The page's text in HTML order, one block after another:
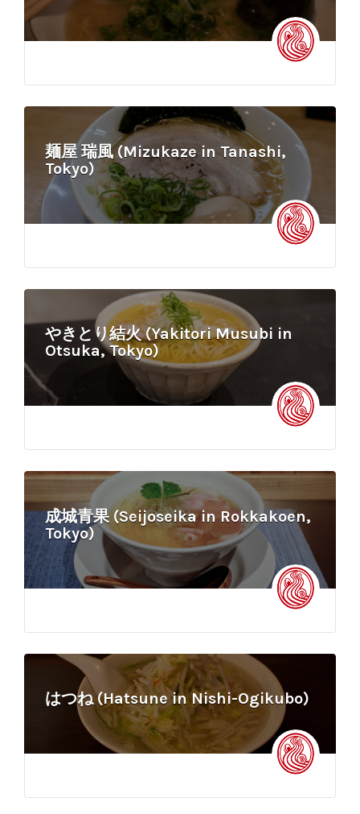
麺屋 瑞風 (Mizukaze in Tanashi,
Tokyo)
やきとり結火 (Yakitori Musubi in
Otsuka, Tokyo)
成城青果 (Seijoseika in Rokkakoen,
Tokyo)
はつね (Hatsune in Nishi-Ogikubo)